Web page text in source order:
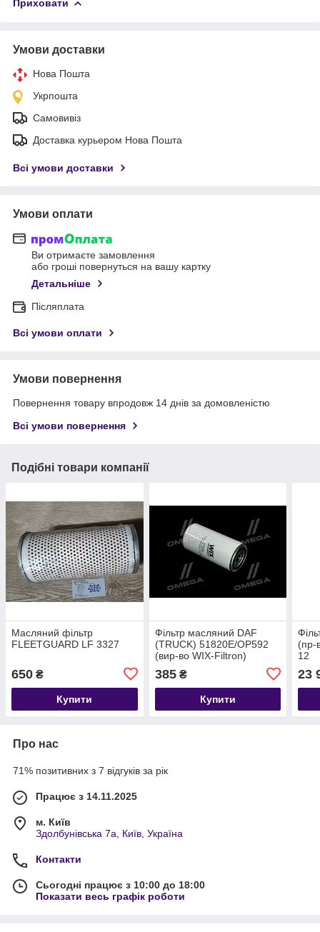
Приховати
Умови доставки
Нова Пошта
Укрпошта
Самовивіз
Доставка курьером Нова Пошта
Всі умови доставки
Умови оплати
Ви отримаєте замовлення
або гроші повернуться на вашу картку
Детальніше
Післяплата
Всі умови оплати
Умови повернення
Повернення товару впродовж 14 днів за домовленістю
Всі умови повернення
Подібні товари компанії
Масляний фільтр
FLEETGUARD LF 3327
650 ₴
Купити
Фільтр масляний DAF
(TRUCK) 51820E/OP592
(вир-во WIX-Filtron)
385₴
Купити
(пр-
12
23
Про нас
71% позитивних з 7 відгуків за рік
Працює з 14.11.2025
м. Київ
Здолбунівська 7а, Київ, Україна
Контакти
Сьогодні працює з 10:00 до 18:00
Показати весь графік роботи